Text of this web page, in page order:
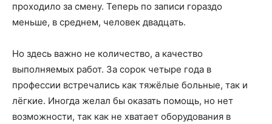
проходило за смену. Теперь по записи гораздо
меньше, в среднем, человек двадцать.
Но здесь важно не количество, а качество
выполняемых работ. За сорок четыре года в
профессии встречались как тяжёлые больные, так и
лёгкие. Иногда желал бы оказать помощь, но нет
возможности, так как не хватает оборудования в